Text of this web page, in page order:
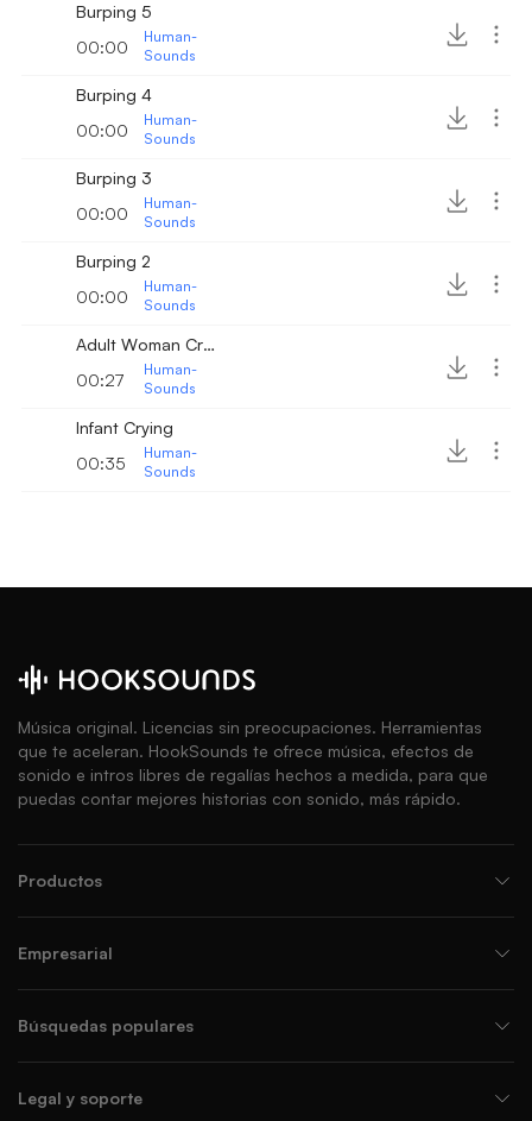
Burping 5
00:00
Human-
Sounds
Burping 4
00:00
Human-
Sounds
Burping 3
00:00
Human-
Sounds
Burping 2
00:00
Human-
Sounds
Adult Woman Crying 2
00:27
Human-
Sounds
Infant Crying
00:35
Human-
Sounds
Música original. Licencias sin preocupaciones. Herramientas
que te aceleran. HookSounds te ofrece música, efectos de
sonido e intros libres de regalías hechos a medida, para que
puedas contar mejores historias con sonido, más rápido.
Productos
Empresarial
Búsquedas populares
Legal y soporte